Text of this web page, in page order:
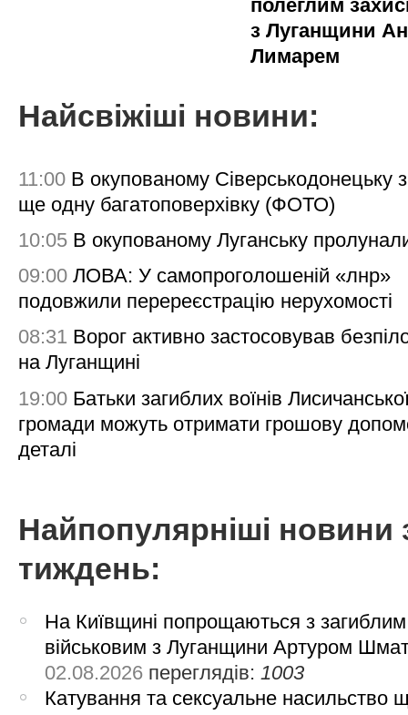
полеглим
з Луганщини
Лимарем
Найсвіжіші новини:
11:00 В окупованому Сіверськодонецьку
ще одну багатоповерхівку (ФОТО)
10:05 В окупованому Луганську
09:00 ЛОВА: У самопроголошеній «лнр»
подовжили перереєстрацію нерухомості
08:31 Ворог активно застосовував
на Луганщині
19:00 Батьки загиблих воїнів
громади можуть отримати грошову
деталі
Найпопулярніші новини
тиждень:
На Київщині попрощаються з загиблим
військовим з Луганщини Артуром
02.08.2026 переглядів: 1003
Катування та сексуальне насильство